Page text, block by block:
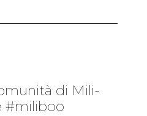
di Mili-
#miliboo